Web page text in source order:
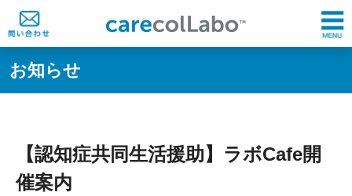
お知らせ
【認知症共同生活援助】ラボCafe開
催案内